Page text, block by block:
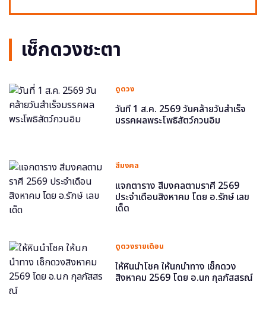
เช็กดวงชะตา
ดูดวง
วันที่ 1 ส.ค. 2569 วันคล้ายวันสำเร็จ
มรรคผลพระโพธิสัตว์กวนอิม
สีมงคล
แจกตาราง สีมงคลตามราศี 2569
ประจำเดือนสิงหาคม โดย อ.รักษ์ เลข
เด็ด
ดูดวงรายเดือน
ให้หินนำโชค ให้นกนำทาง เช็กดวง
สิงหาคม 2569 โดย อ.นก กุลภัสสรณ์